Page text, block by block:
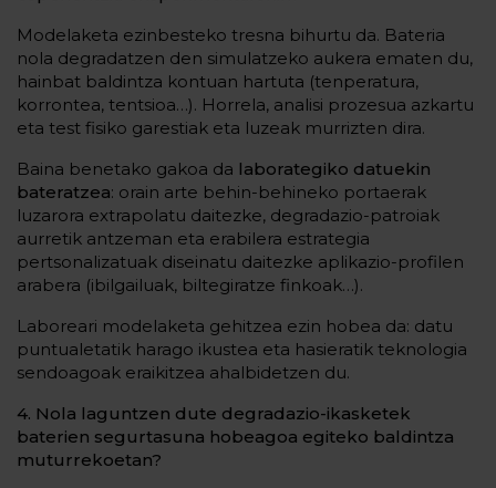
Modelaketa ezinbesteko tresna bihurtu da. Bateria
nola degradatzen den simulatzeko aukera ematen du,
hainbat baldintza kontuan hartuta (tenperatura,
korrontea, tentsioa…). Horrela, analisi prozesua azkartu
eta test fisiko garestiak eta luzeak murrizten dira.
Baina benetako gakoa da laborategiko datuekin
bateratzea: orain arte behin-behineko portaerak
luzarora extrapolatu daitezke, degradazio-patroiak
aurretik antzeman eta erabilera estrategia
pertsonalizatuak diseinatu daitezke aplikazio-profilen
arabera (ibilgailuak, biltegiratze finkoak…).
Laboreari modelaketa gehitzea ezin hobea da: datu
puntualetatik harago ikustea eta hasieratik teknologia
sendoagoak eraikitzea ahalbidetzen du.
4. Nola laguntzen dute degradazio-ikasketek
baterien segurtasuna hobeagoa egiteko baldintza
muturrekoetan?